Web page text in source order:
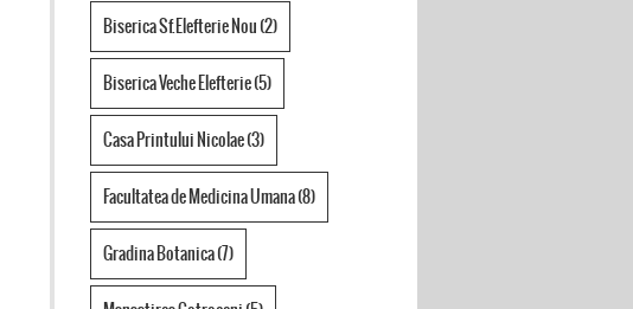
Biserica Sf.Elefterie Nou(2)
Biserica Veche Elefterie(5)
Casa Printului Nicolae(3)
Facultatea de Medicina Umana(8)
Gradina Botanica(7)